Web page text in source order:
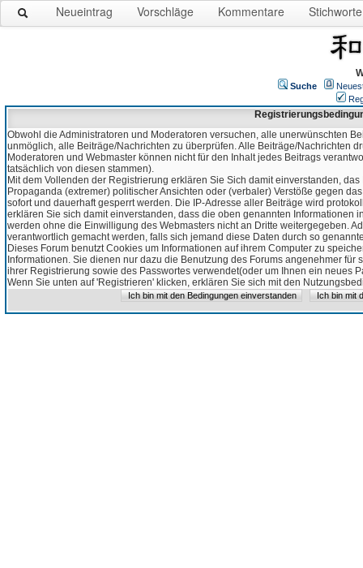
Neueintrag Vorschläge Kommentare Stichworte
Suche
Obwohl die Administratoren und Moderatoren versuchen, alle unerwünschten
unmöglich, alle Beiträge/Nachrichten zu überprüfen. Alle Beiträge/Nachrichten
Moderatoren und Webmaster können nicht für den Inhalt jedes Beitrags
tatsächlich von diesen stammen).
Mit dem Vollenden der Registrierung erklären Sie Sich damit einverstanden,
Propaganda (extremer) politischer Ansichten oder (verbaler) Verstöße gegen
sofort und dauerhaft gesperrt werden. Die IP-Adresse aller Beiträge wird
erklären Sie sich damit einverstanden, dass die oben genannten Informationen
werden ohne die Einwilligung des Webmasters nicht an Dritte weitergegeben.
verantwortlich gemacht werden, falls sich jemand diese Daten durch so
Dieses Forum benutzt Cookies um Informationen auf ihrem Computer zu
Informationen. Sie dienen nur dazu die Benutzung des Forums angenehmer
ihrer Registrierung sowie des Passwortes verwendet(oder um Ihnen ein neues
Wenn Sie unten auf 'Registrieren' klicken, erklären Sie sich mit den